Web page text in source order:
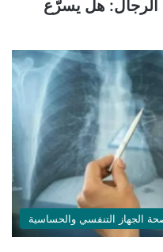
الرجال: هل يسرّع
الجهاز التنفسي والحساسية